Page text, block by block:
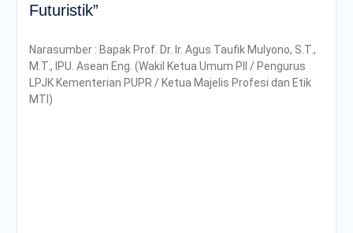
Futuristik”
Narasumber : Bapak Prof. Dr. Ir. Agus Taufik Mulyono, S.T.,
M.T., IPU. Asean Eng. (Wakil Ketua Umum PII / Pengurus
LPJK Kementerian PUPR / Ketua Majelis Profesi dan Etik
MTI)